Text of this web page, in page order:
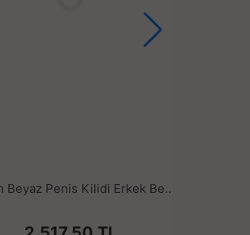
güvenliğini geçmek için
Silikon Beyaz Penis Kilidi Erkek Bekaret Cihazı Chastity Cock Cage Küçük Boy Penis Esaret Kafesi